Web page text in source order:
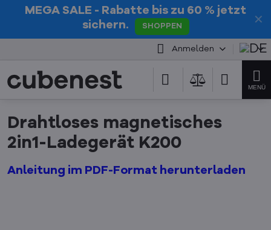
✕
MEGA SALE - Rabatte bis zu 60 % jetzt
sichern.
SHOPPEN
Anmelden
Drahtloses magnetisches
2in1-Ladegerät K200
Anleitung im PDF-Format herunterladen